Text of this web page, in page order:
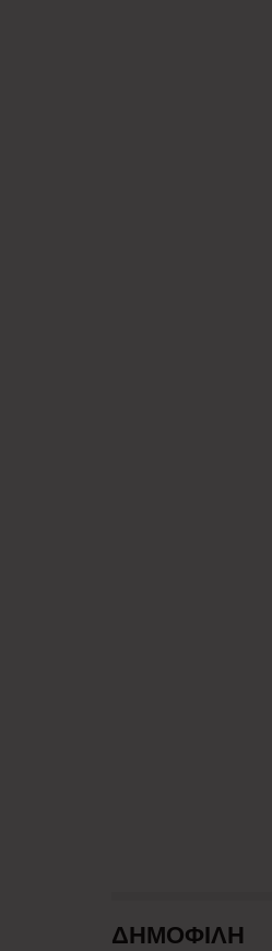
ΔΗΜΟΦΙΛΗ